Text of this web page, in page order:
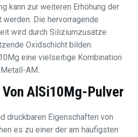
kann zur weiteren Erhöhung der
Die hervorragende
wird durch Siliziumzusätze
Oxidschicht bilden.
eine vielseitige Kombination
AM.
AlSi10Mg-Pulver
druckbaren Eigenschaften von
es zu einer der am häufigsten